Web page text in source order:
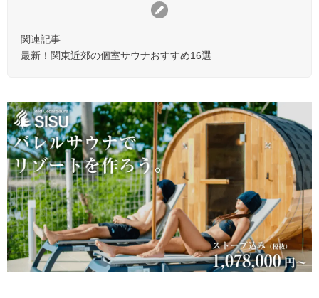
関連記事
最新！関東近郊の個室サウナおすすめ16選